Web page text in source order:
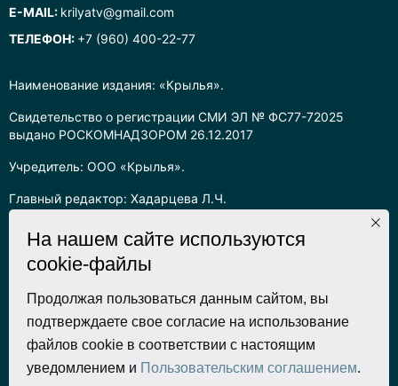
Наименование издания: «Крылья».
Свидетельство о регистрации СМИ ЭЛ № ФС77-72025
выдано РОСКОМНАДЗОРОМ 26.12.2017
Учредитель: ООО «Крылья».
Главный редактор: Хадарцева Л.Ч.
Информация на сайте предназначена для лиц старше 16 лет.
Все права на любые материалы, опубликованные на сайте,
защищены в соответствии с российским законодательством
об интеллектуальной собственности. Любое использование
текстовых, фото, аудио и видеоматериалов возможно только
с согласия правообладателя (ООО «Крылья») и при строгом
наличии ссылки на ресурс. Для сетевых ресурсов –
гиперссылка.
E-MAIL: krilyatv@gmail.com
ТЕЛЕФОН: +7 (960) 400-22-77
На нашем сайте используются
cookie-файлы
Продолжая пользоваться данным сайтом, вы
подтверждаете свое согласие на использование
файлов cookie в соответствии с настоящим
уведомлением и Пользовательским соглашением.